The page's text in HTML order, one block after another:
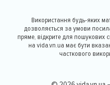
Використання будь-яких
дозволяється за умови
пряме, відкрите для пошукових
на vida.vn.ua має бути
часткового